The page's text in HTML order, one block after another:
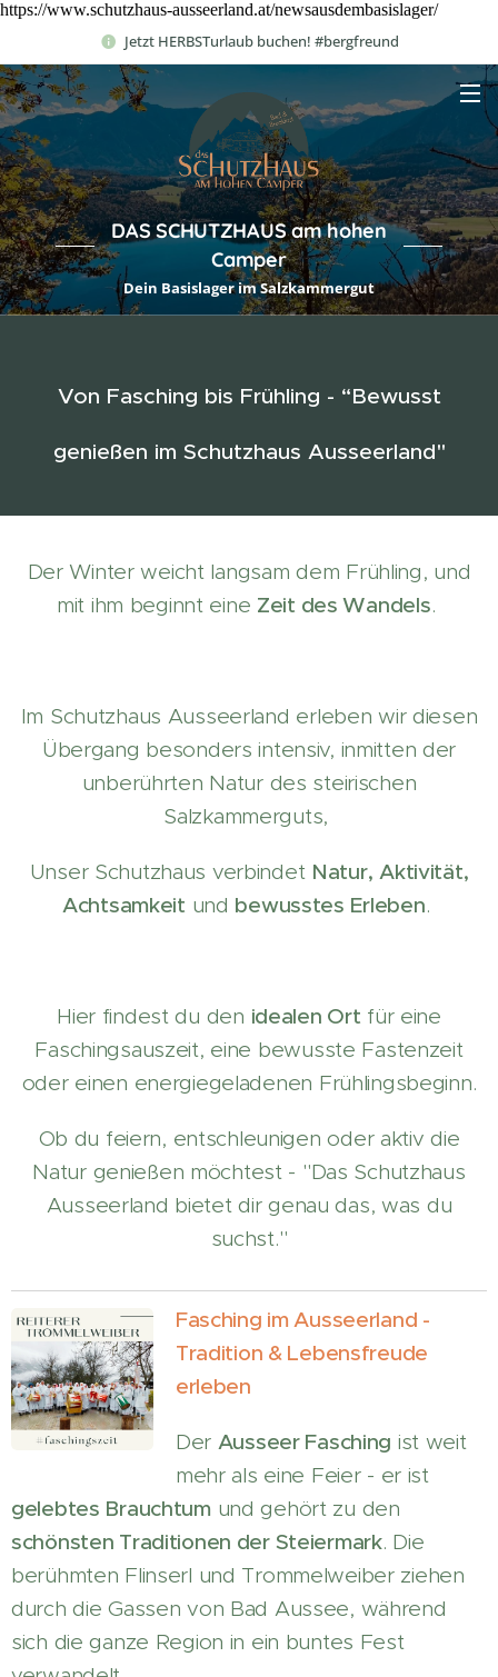
https://www.schutzhaus-ausseerland.at/newsausdembasislager/
Jetzt HERBSTurlaub buchen! #bergfreund
DAS SCHUTZHAUS am hohen
Camper
Dein Basislager im Salzkammergut
Von Fasching bis Frühling - “Bewusst
genießen im Schutzhaus Ausseerland"
Der Winter weicht langsam dem Frühling, und
mit ihm beginnt eine Zeit des Wandels.
Im Schutzhaus Ausseerland erleben wir diesen
Übergang besonders intensiv, inmitten der
unberührten Natur des steirischen
Salzkammerguts,
Unser Schutzhaus verbindet Natur, Aktivität,
Achtsamkeit und bewusstes Erleben.
Hier findest du den idealen Ort für eine
Faschingsauszeit, eine bewusste Fastenzeit
oder einen energiegeladenen Frühlingsbeginn.
Ob du feiern, entschleunigen oder aktiv die
Natur genießen möchtest - "Das Schutzhaus
Ausseerland bietet dir genau das, was du
suchst."
Fasching im Ausseerland -
Tradition & Lebensfreude
erleben
Der Ausseer Fasching ist weit
mehr als eine Feier - er ist
gelebtes Brauchtum und gehört zu den
schönsten Traditionen der Steiermark. Die
berühmten Flinserl und Trommelweiber ziehen
durch die Gassen von Bad Aussee, während
sich die ganze Region in ein buntes Fest